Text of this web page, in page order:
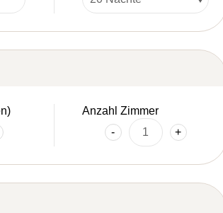
Anzahl Zimmer
-
+